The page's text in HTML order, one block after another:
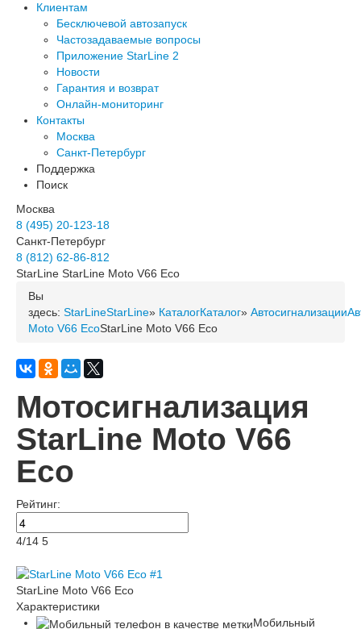
Клиентам
Бесключевой автозапуск
Частозадаваемые вопросы
Приложение StarLine 2
Новости
Гарантия и возврат
Онлайн-мониторинг
Контакты
Москва
Санкт-Петербург
Поддержка
Поиск
Москва
8 (495) 20-123-18
Санкт-Петербург
8 (812) 62-86-812
StarLine StarLine Moto V66 Eco
Вы
здесь: StarLineStarLine» КаталогКаталог» Автосигнализации
Moto V66 EcoStarLine Moto V66 Eco
Мотосигнализация
StarLine Moto V66
Eco
Рейтинг:
4/14 5
StarLine Moto V66 Eco
Характеристики
Мобильный